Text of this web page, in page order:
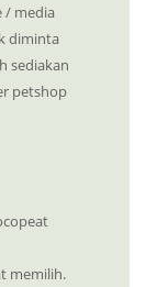
/ media
diminta
sediakan
petshop
memilih.